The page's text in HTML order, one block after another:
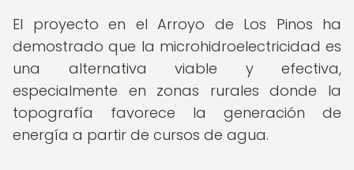
El proyecto en el Arroyo de Los Pinos ha
demostrado que la microhidroelectricidad es
una alternativa viable y efectiva,
especialmente en zonas rurales donde la
topografía favorece la generación de
energía a partir de cursos de agua.